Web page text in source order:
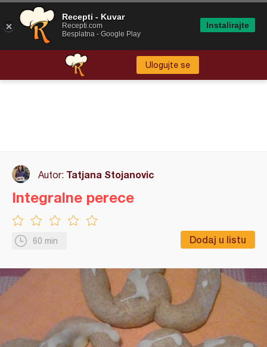
Ulogujte se
Autor: Tatjana Stojanovic
60 min Dodaj u listu
Integralne perece
Recepti - Kuvar
Recepti.com
Besplatna - Google Play
Instalirajte